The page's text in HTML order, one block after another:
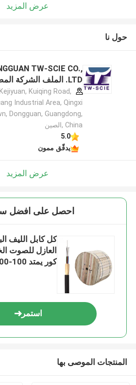
عرض المزيد
حول نا
TW-SCIE CO.,
LTD. الملف الشركة المصنعة
Kuiqing Road,
Industrial Area, Qingxi
Dongguan, Guangdong,
China ,الصين
5.0
يدقّق ممون
عرض المزيد
احصل على افضل
كل كابل الليف
كور يمتد 100-1000 متر
استمر
المنتجات الموصى بها